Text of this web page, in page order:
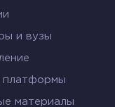
и вузы
платформы
материалы